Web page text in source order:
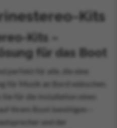
Kits
Kits –
für das Boot
perfekt für alle, die eine
für Musik an Bord wünschen.
für die Installation eines
Ihrem Boot benötigen –
und der